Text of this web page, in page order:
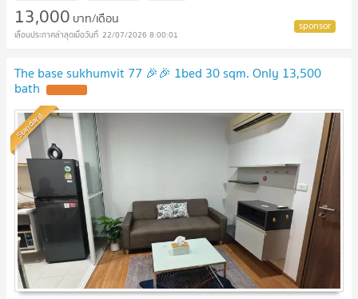
13,000 บาท/เดือน
22/07/2026 8:00:01
The base sukhumvit 77 🎉🎉 1bed 30 sqm. Only 13,500
bath
Standard